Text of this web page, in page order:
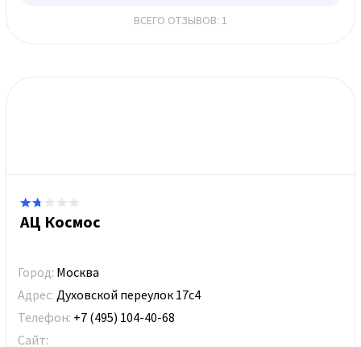
ВСЕГО ОТЗЫВОВ: 1
АЦ Космос
Город: Москва
Адрес: Духовской переулок 17с4
Телефон: +7 (495) 104-40-68
Сайт: